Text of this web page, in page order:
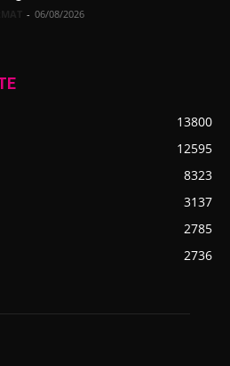
- 06/08/2026
13800
12595
8323
3137
2785
2736